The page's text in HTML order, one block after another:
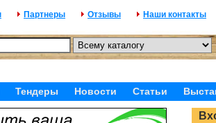
Партнеры Отзывы Наши контакты
Тендеры Новости Статьи